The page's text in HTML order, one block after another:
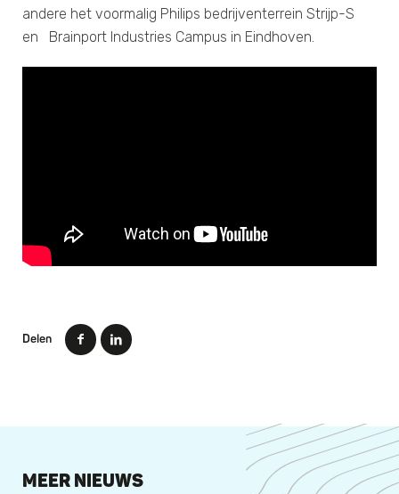
Delen
andere het voormalig Philips bedrijventerrein Strijp-S
en Brainport Industries Campus in Eindhoven.
MEER NIEUWS